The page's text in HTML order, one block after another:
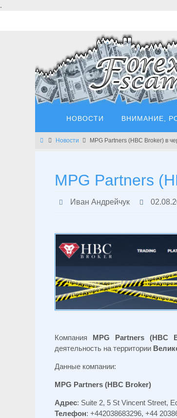
.
НОВОСТИ ВНИМАНИЕ,
Главная
Новости MPG Partners (HBC Broker) в
MPG Partners
Иван Андрейчук
Компания MPG Partners (HBC
деятельность на территории
Данные компании:
MPG Partners (HBC Broker)
Адрес: Suite 2, 5 St Vincent Street,
Телефон: +442038683296, +44